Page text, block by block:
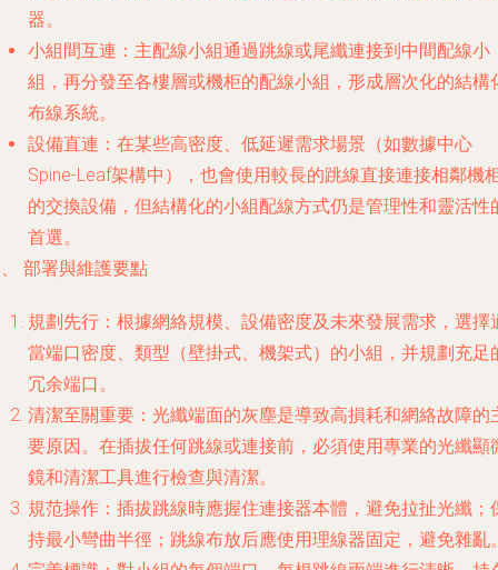
器。
小組間互連 ：主配線小組通過跳線或尾纖連接到中間配線小
組，再分發至各樓層或機柜的配線小組，形成層次化的結構
布線系統。
設備直連 ：在某些高密度、低延遲需求場景（如數據中心
Spine-Leaf架構中），也會使用較長的跳線直接連接相鄰機
的交換設備，但結構化的小組配線方式仍是管理性和靈活性
首選。
部署與維護要點
規劃先行 ：根據網絡規模、設備密度及未來發展需求，選擇
當端口密度、類型（壁掛式、機架式）的小組，并規劃充足
冗余端口。
清潔至關重要 ：光纖端面的灰塵是導致高損耗和網絡故障的
要原因。在插拔任何跳線或連接前，必須使用專業的光纖顯
鏡和清潔工具進行檢查與清潔。
規范操作 ：插拔跳線時應握住連接器本體，避免拉扯光纖；
持最小彎曲半徑；跳線布放后應使用理線器固定，避免雜亂